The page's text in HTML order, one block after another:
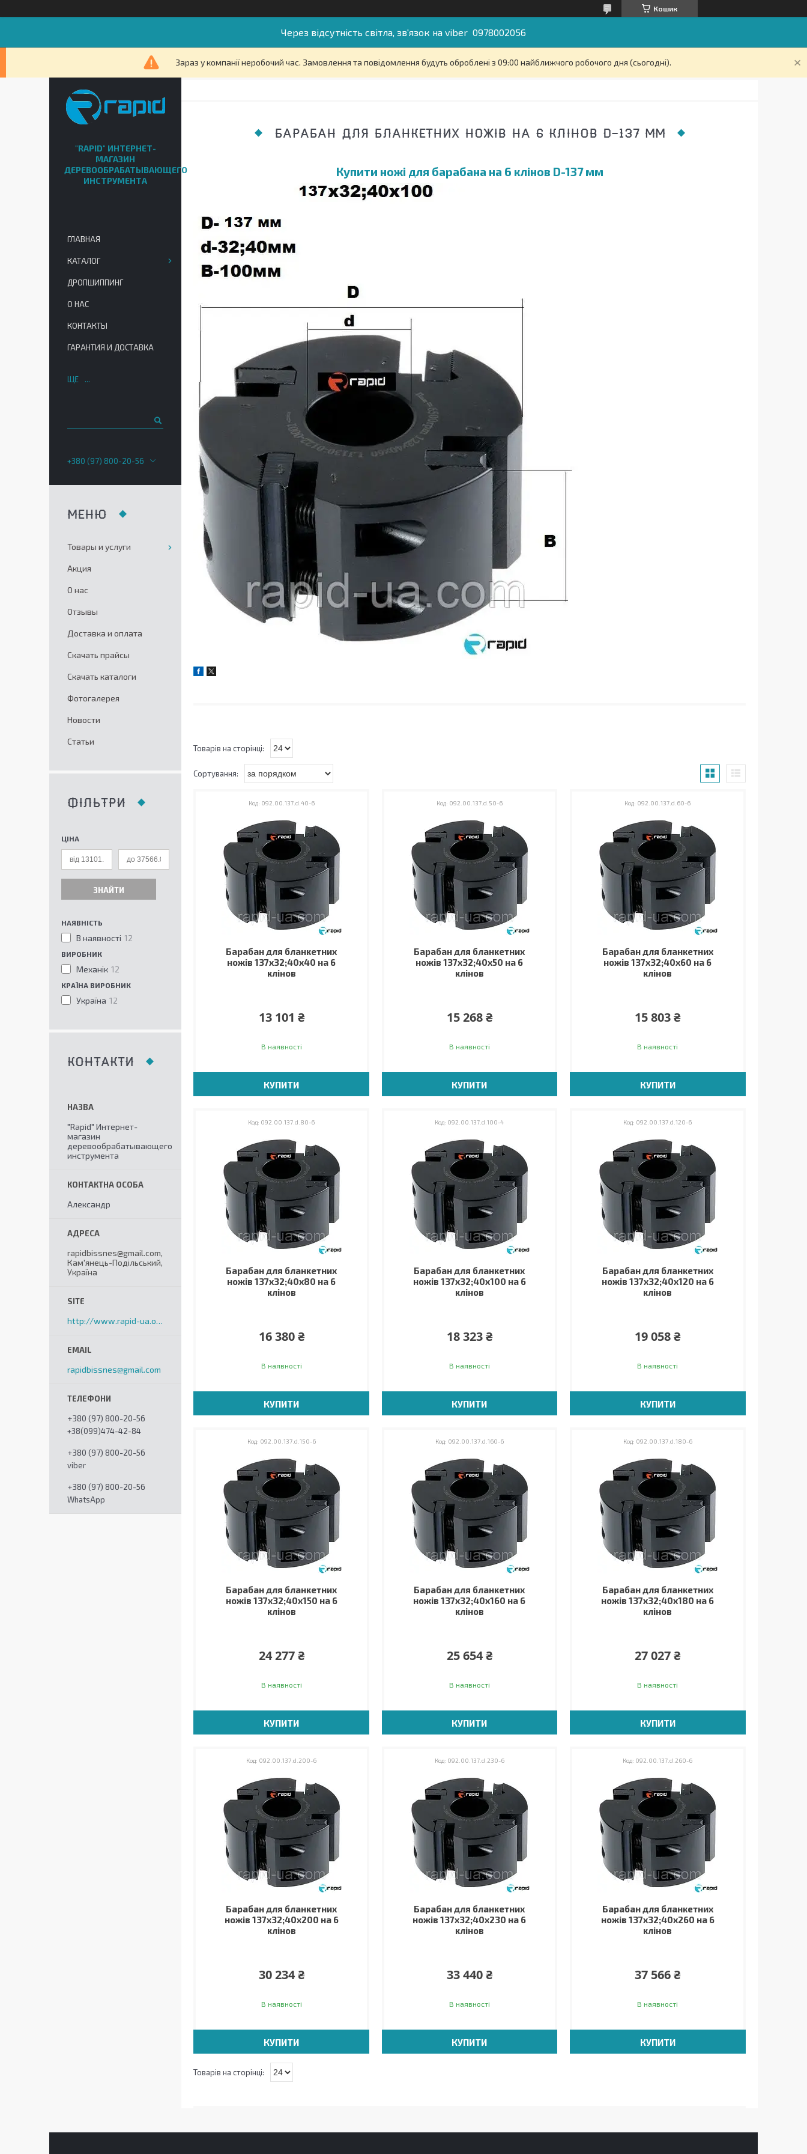
Кошик
Через відсутність світла, зв'язок на viber 0978002056
Зараз у компанії неробочий час. Замовлення та повідомлення будуть оброблені з 09:00 найближчого робочого дня (сьогодні).
БАРАБАН ДЛЯ БЛАНКЕТНИХ НОЖІВ НА 6 КЛІНОВ D-137 ММ
Купити ножі для барабана на 6 клінов D-137 мм
092.00.137.d.40-6
Барабан для бланкетних
ножів 137х32;40х40 на 6
клінов
13 101 ₴
В наявності
КУПИТИ
092.00.137.d.50-6
Барабан для бланкетних
ножів 137х32;40х50 на 6
клінов
15 268 ₴
В наявності
КУПИТИ
092.00.137.d.60-6
Барабан для бланкетних
ножів 137х32;40х60 на 6
клінов
15 803 ₴
В наявності
КУПИТИ
092.00.137.d.80-6
Барабан для бланкетних
ножів 137х32;40х80 на 6
клінов
16 380 ₴
В наявності
КУПИТИ
092.00.137.d.100-4
Барабан для бланкетних
ножів 137х32;40х100 на 6
клінов
18 323 ₴
В наявності
КУПИТИ
092.00.137.d.120-6
Барабан для бланкетних
ножів 137х32;40х120 на 6
клінов
19 058 ₴
В наявності
КУПИТИ
092.00.137.d.150-6
Барабан для бланкетних
ножів 137х32;40х150 на 6
клінов
24 277 ₴
В наявності
КУПИТИ
092.00.137.d.160-6
Барабан для бланкетних
ножів 137х32;40х160 на 6
клінов
25 654 ₴
В наявності
КУПИТИ
092.00.137.d.180-6
Барабан для бланкетних
ножів 137х32;40х180 на 6
клінов
27 027 ₴
В наявності
КУПИТИ
092.00.137.d.200-6
Барабан для бланкетних
ножів 137х32;40х200 на 6
клінов
30 234 ₴
В наявності
КУПИТИ
092.00.137.d.230-6
Барабан для бланкетних
ножів 137х32;40х230 на 6
клінов
33 440 ₴
В наявності
КУПИТИ
092.00.137.d.260-6
Барабан для бланкетних
ножів 137х32;40х260 на 6
клінов
37 566 ₴
В наявності
КУПИТИ
"RAPID" ИНТЕРНЕТ-
МАГАЗИН
ДЕРЕВООБРАБАТЫВАЮЩЕГО
ИНСТРУМЕНТА
ГЛАВНАЯ
КАТАЛОГ
ДРОПШИППИНГ
О НАС
КОНТАКТЫ
ГАРАНТИЯ И ДОСТАВКА
ЩЕ
+380 (97) 800-20-56
Товары и услуги
Акция
О нас
Отзывы
Доставка и оплата
Скачать прайсы
Скачать каталоги
Фотогалерея
Новости
Статьи
ФІЛЬТРИ
ЦІНА
ЗНАЙТИ
НАЯВНІСТЬ
В наявності 12
ВИРОБНИК
Механік 12
КРАЇНА ВИРОБНИК
Україна 12
КОНТАКТИ
"Rapid" Интернет-
магазин
деревообрабатывающего
инструмента
Александр
rapidbissnes@gmail.com,
Кам'янець-Подільський,
Україна
http://www.rapid-ua.org
rapidbissnes@gmail.com
+380 (97) 800-20-56
+38(099)474-42-84
+380 (97) 800-20-56
viber
+380 (97) 800-20-56
WhatsApp